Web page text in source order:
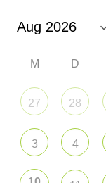
M D
27 28
3 4